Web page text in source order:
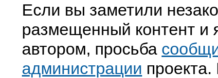
Если вы заметили
размещенный контент и
автором, просьба
администрации